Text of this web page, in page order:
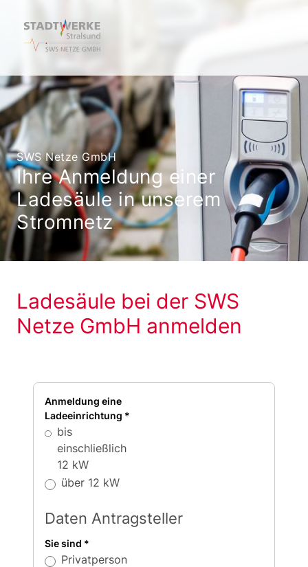
SWS Netze GmbH
Ihre Anmeldung einer
Ladesäule in unserem
Stromnetz
Ladesäule bei der SWS
Netze GmbH anmelden
Anmeldung eine
Ladeeinrichtung *
bis
einschließlich
12 kW
über 12 kW
Daten Antragsteller
Sie sind *
Privatperson